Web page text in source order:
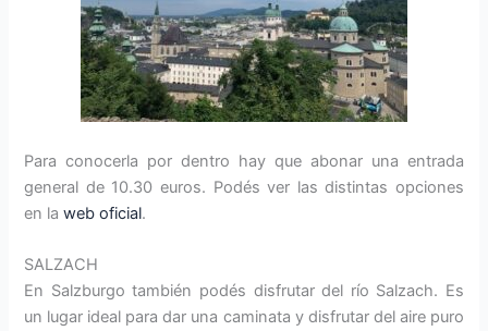
Para conocerla por dentro hay que abonar una entrada
general de 10.30 euros. Podés ver las distintas opciones
en laweb oficial.
SALZACH
En Salzburgo también podés disfrutar del río Salzach. Es
un lugar ideal para dar una caminata y disfrutar del aire puro